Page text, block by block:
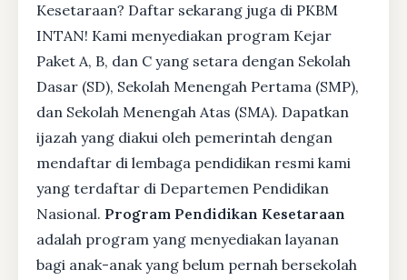
Kesetaraan? Daftar sekarang juga di PKBM
INTAN! Kami menyediakan program Kejar
Paket A, B, dan C yang setara dengan Sekolah
Dasar (SD), Sekolah Menengah Pertama (SMP),
dan Sekolah Menengah Atas (SMA). Dapatkan
ijazah yang diakui oleh pemerintah dengan
mendaftar di lembaga pendidikan resmi kami
yang terdaftar di Departemen Pendidikan
Nasional. Program Pendidikan Kesetaraan
adalah program yang menyediakan layanan
bagi anak-anak yang belum pernah bersekolah